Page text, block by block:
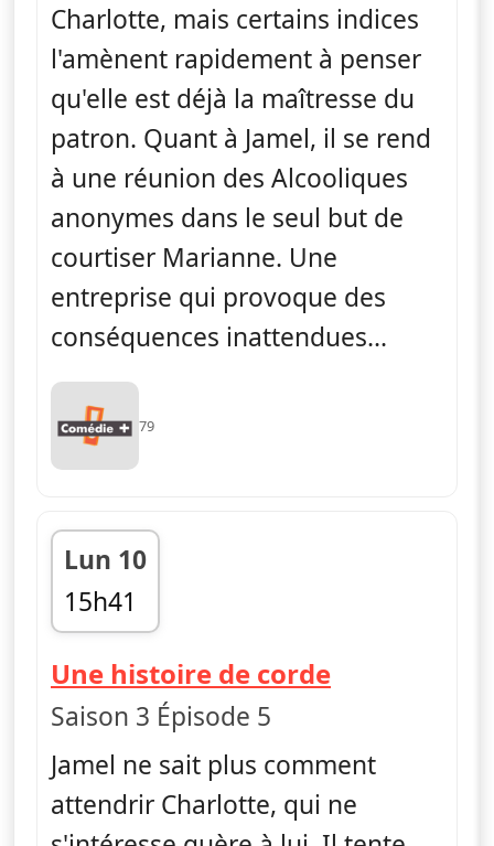
Charlotte, mais certains indices
l'amènent rapidement à penser
qu'elle est déjà la maîtresse du
patron. Quant à Jamel, il se rend
à une réunion des Alcooliques
anonymes dans le seul but de
courtiser Marianne. Une
entreprise qui provoque des
conséquences inattendues...
79
Lun 10
15h41
fin 16h07
Une histoire de corde— H
Saison 3 Épisode 5
Jamel ne sait plus comment
attendrir Charlotte, qui ne